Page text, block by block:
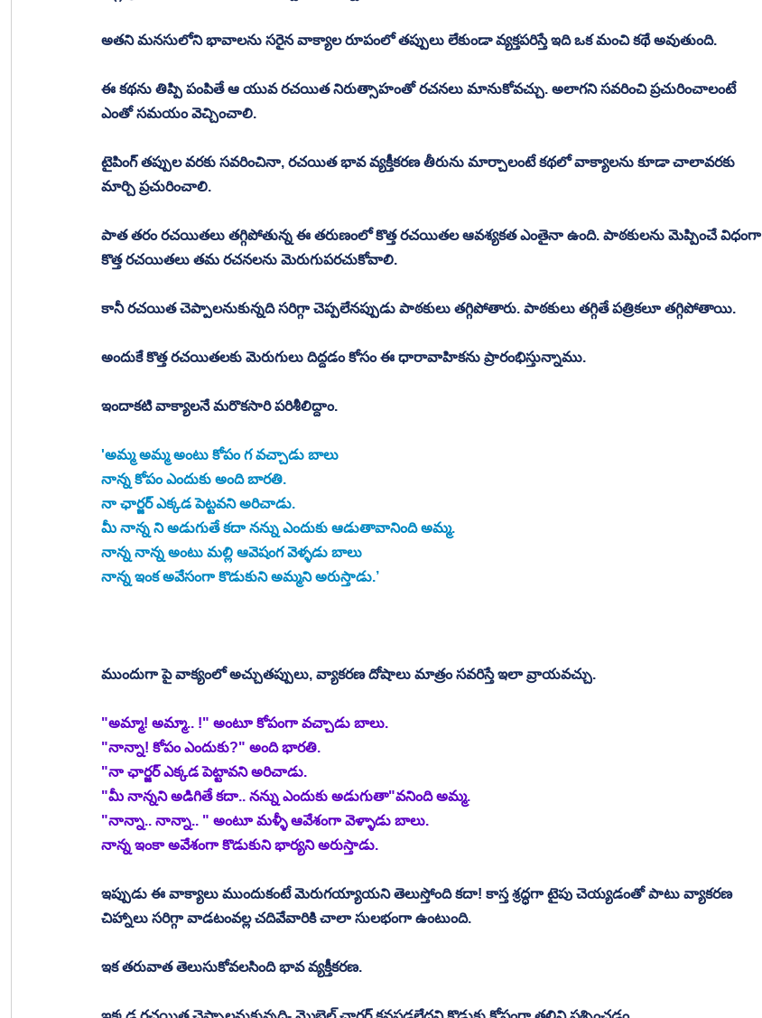
అతని మనసులోని భావాలను సరైన వాక్యాల రూపంలో తప్పులు లేకుండా వ్యక్తపరిస్తే ఇది ఒక మంచి కథే అవుతుంది.
ఈ కథను తిప్పి పంపితే ఆ యువ రచయిత నిరుత్సాహంతో రచనలు మానుకోవచ్చు. అలాగని సవరించి ప్రచురించాలంటే
ఎంతో సమయం వెచ్చించాలి.
టైపింగ్ తప్పుల వరకు సవరించినా, రచయిత భావ వ్యక్తీకరణ తీరును మార్చాలంటే కథలో వాక్యాలను కూడా చాలావరకు
మార్చి ప్రచురించాలి.
పాత తరం రచయితలు తగ్గిపోతున్న ఈ తరుణంలో కొత్త రచయితల ఆవశ్యకత ఎంతైనా ఉంది. పాఠకులను మెప్పించే విధంగా
కొత్త రచయితలు తమ రచనలను మెరుగుపరచుకోవాలి.
కానీ రచయిత చెప్పాలనుకున్నది సరిగ్గా చెప్పలేనప్పుడు పాఠకులు తగ్గిపోతారు. పాఠకులు తగ్గితే పత్రికలూ తగ్గిపోతాయి.
అందుకే కొత్త రచయితలకు మెరుగులు దిద్దడం కోసం ఈ ధారావాహికను ప్రారంభిస్తున్నాము.
ఇందాకటి వాక్యాలనే మరొకసారి పరిశీలిద్దాం.
'అమ్మ అమ్మ అంటు కోపం గ వచ్చాడు బాలు
నాన్న కోపం ఎందుకు అంది బారతి.
నా ఛార్జర్ ఎక్కడ పెట్టవని అరిచాడు.
మీ నాన్న ని అడుగుతే కదా నన్ను ఎందుకు ఆడుతావానింది అమ్మ.
నాన్న నాన్న అంటు మల్లి ఆవెషంగ వెళ్ళడు బాలు
నాన్న ఇంక అవేసంగా కొడుకుని అమ్మని అరుస్తాడు.’
ముందుగా పై వాక్యంలో అచ్చుతప్పులు, వ్యాకరణ దోషాలు మాత్రం సవరిస్తే ఇలా వ్రాయవచ్చు.
"అమ్మా! అమ్మా.. !" అంటూ కోపంగా వచ్చాడు బాలు.
"నాన్నా! కోపం ఎందుకు?" అంది భారతి.
"నా ఛార్జర్ ఎక్కడ పెట్టావని అరిచాడు.
"మీ నాన్నని అడిగితే కదా.. నన్ను ఎందుకు అడుగుతా"వనింది అమ్మ.
"నాన్నా.. నాన్నా.. " అంటూ మళ్ళీ ఆవేశంగా వెళ్ళాడు బాలు.
నాన్న ఇంకా అవేశంగా కొడుకుని భార్యని అరుస్తాడు.
ఇప్పుడు ఈ వాక్యాలు ముందుకంటే మెరుగయ్యాయని తెలుస్తోంది కదా! కాస్త శ్రద్ధగా టైపు చెయ్యడంతో పాటు వ్యాకరణ
చిహ్నాలు సరిగ్గా వాడటంవల్ల చదివేవారికి చాలా సులభంగా ఉంటుంది.
ఇక తరువాత తెలుసుకోవలసింది భావ వ్యక్తీకరణ.